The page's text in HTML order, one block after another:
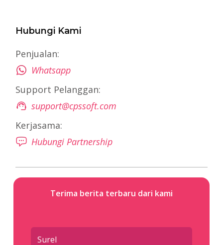
Hubungi Kami
Penjualan:
Whatsapp
Support Pelanggan:
support@cpssoft.com
Kerjasama:
Hubungi Partnership
Terima berita terbaru dari kami